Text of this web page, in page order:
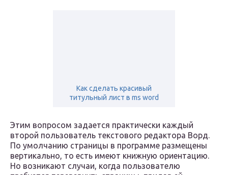
Как сделать красивый
титульный лист в ms word
Этим вопросом задается практически каждый
второй пользователь текстового редактора Ворд.
По умолчанию страницы в программе размещены
вертикально, то есть имеют книжную ориентацию.
Но возникают случаи, когда пользователю